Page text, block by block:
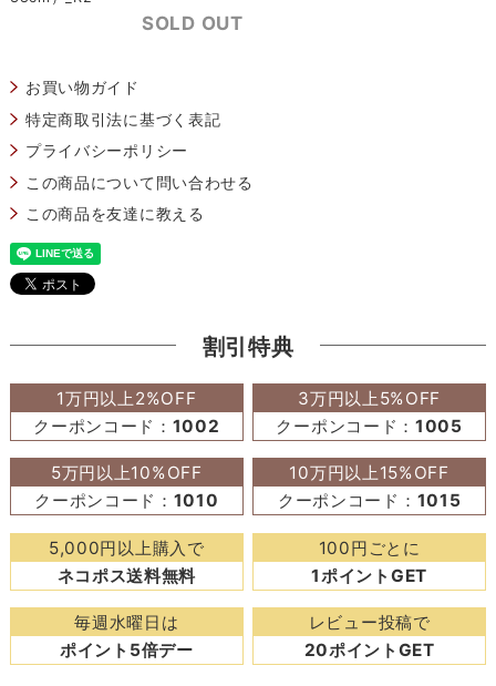
SOLD OUT
お買い物ガイド
特定商取引法に基づく表記
プライバシーポリシー
この商品について問い合わせる
この商品を友達に教える
割引特典
1万円以上2%OFF
クーポンコード： 1002
3万円以上5%OFF
クーポンコード：1005
5万円以上10%OFF
クーポンコード： 1010
10万円以上15%OFF
クーポンコード： 1015
5,000円以上購入で
ネコポス送料無料
100円ごとに
1ポイントGET
毎週水曜日は
ポイント5倍デー
レビュー投稿で
20ポイントGET